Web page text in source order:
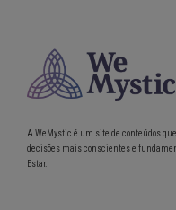
A WeMystic é um site de conteúdos
decisões mais conscientes e
Estar.